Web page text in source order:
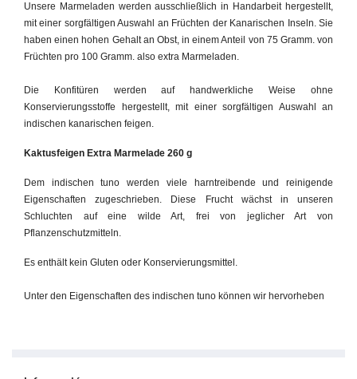
Unsere Marmeladen werden ausschließlich in Handarbeit hergestellt,
mit einer sorgfältigen Auswahl an Früchten der Kanarischen Inseln. Sie
haben einen hohen Gehalt an Obst, in einem Anteil von 75 Gramm. von
Früchten pro 100 Gramm. also extra Marmeladen.
Die Konfitüren werden auf handwerkliche Weise ohne
Konservierungsstoffe hergestellt, mit einer sorgfältigen Auswahl an
indischen kanarischen feigen.
Kaktusfeigen Extra Marmelade 260 g
Dem indischen tuno werden viele harntreibende und reinigende
Eigenschaften zugeschrieben. Diese Frucht wächst in unseren
Schluchten auf eine wilde Art, frei von jeglicher Art von
Pflanzenschutzmitteln.
Es enthält kein Gluten oder Konservierungsmittel.
Unter den Eigenschaften des indischen tuno können wir hervorheben